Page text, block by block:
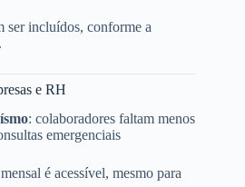
ser incluídos, conforme a
e RH
: colaboradores faltam menos
emergenciais
é acessível, mesmo para